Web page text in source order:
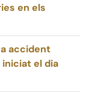
en els
accident
el dia